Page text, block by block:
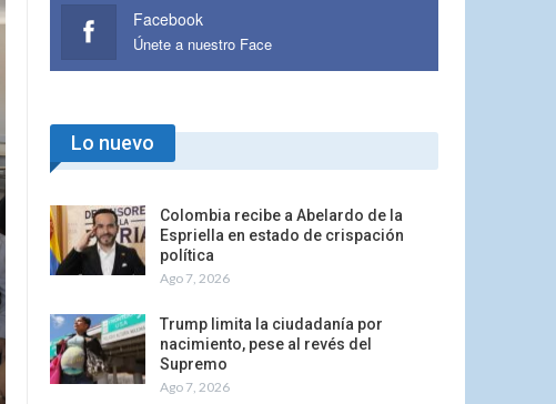
Facebook
Únete a nuestro Face
Lo nuevo
Colombia recibe a Abelardo de la
Espriella en estado de crispación
política
Ago 7, 2026
Trump limita la ciudadanía por
nacimiento, pese al revés del
Supremo
Ago 7, 2026